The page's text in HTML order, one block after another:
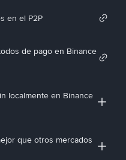
en el P2P
de pago en Binance
localmente en Binance
que otros mercados